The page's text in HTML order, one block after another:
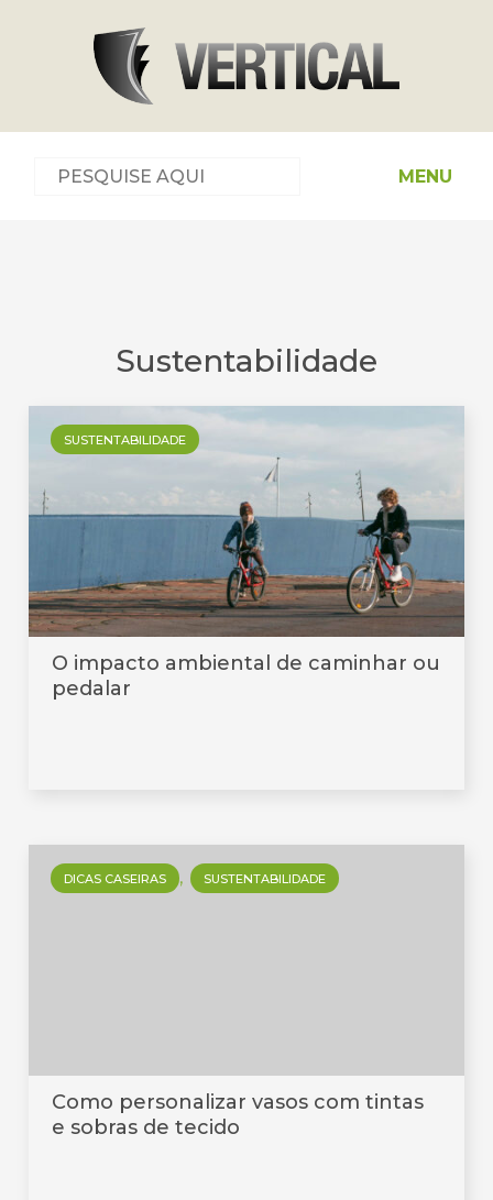
MENU
Sustentabilidade
SUSTENTABILIDADE
O impacto ambiental de caminhar ou
pedalar
DICAS CASEIRAS SUSTENTABILIDADE
Como personalizar vasos com tintas
e sobras de tecido